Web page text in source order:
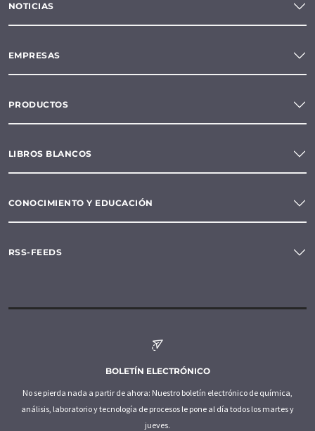
NOTICIAS
EMPRESAS
PRODUCTOS
LIBROS BLANCOS
CONOCIMIENTO Y EDUCACIÓN
RSS-FEEDS
BOLETÍN ELECTRÓNICO
No se pierda nada a partir de ahora: Nuestro boletín electrónico de química,
análisis, laboratorio y tecnología de procesos le pone al día todos los martes y
jueves.